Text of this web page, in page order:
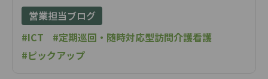
営業担当ブログ
#ICT
#定期巡回・随時対応型訪問介護看護
#ピックアップ